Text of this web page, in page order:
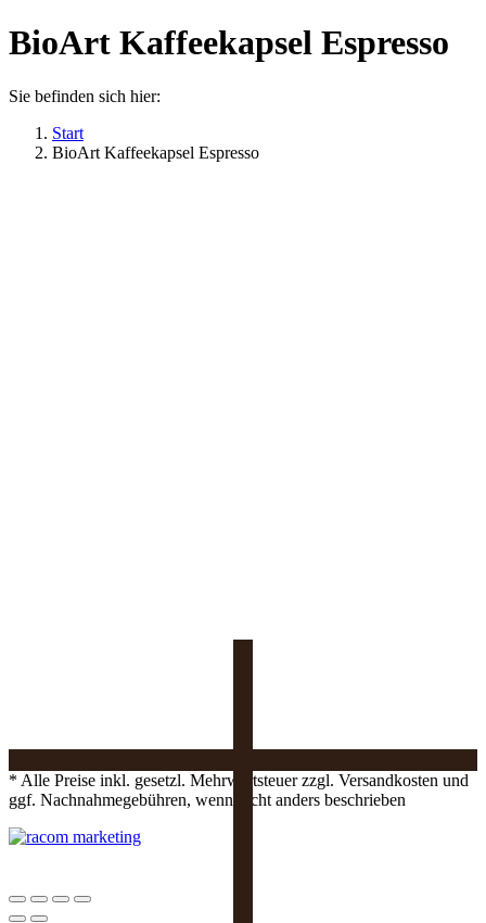
BioArt Kaffeekapsel Espresso
Sie befinden sich hier:
Start
BioArt Kaffeekapsel Espresso
* Alle Preise inkl. gesetzl. Mehrwertsteuer zzgl. Versandkosten und
ggf. Nachnahmegebühren, wenn nicht anders beschrieben